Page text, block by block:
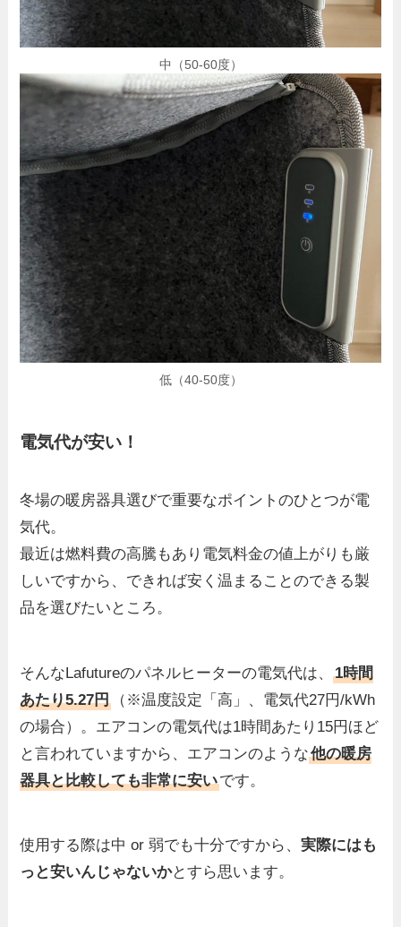
中（50-60度）
低（40-50度）
電気代が安い！
冬場の暖房器具選びで重要なポイントのひとつが電
気代。
最近は燃料費の高騰もあり電気料金の値上がりも厳
しいですから、できれば安く温まることのできる製
品を選びたいところ。
そんなLafutureのパネルヒーターの電気代は、1時間
あたり5.27円
（※温度設定「高」、電気代27円/kWh
の場合）。エアコンの電気代は1時間あたり15円ほど
と言われていますから、エアコンのような他の暖房
器具と比較しても非常に安いです。
使用する際は中 or 弱でも十分ですから、実際にはも
っと安いんじゃないかとすら思います。